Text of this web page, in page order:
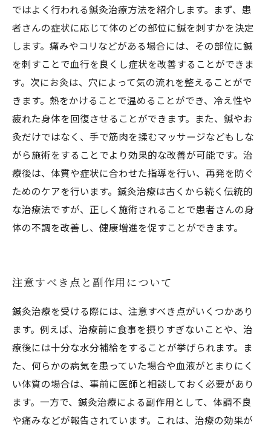
ではよく行われる鍼灸治療方法を紹介します。まず、患
者さんの症状に応じて体のどの部位に鍼を刺すかを決定
します。痛みやコリなどがある場合には、その部位に鍼
を刺すことで血行を良くし症状を改善することができま
す。次にお灸は、穴によって気の流れを整えることがで
きます。熱をかけることで温めることができ、冷え性や
疲れた身体を回復させることができます。また、鍼やお
灸だけではなく、手で筋肉を揉むマッサージなどもしな
がら施術をすることでより効果的な改善が可能です。治
療後は、体質や症状に合わせた指導を行い、再発を防ぐ
ためのケアを行います。鍼灸治療は古くから続く伝統的
な治療法ですが、正しく施術されることで患者さんの身
体の不調を改善し、健康増進を促すことができます。
注意すべき点と副作用について
鍼灸治療を受ける際には、注意すべき点がいくつかあり
ます。例えば、治療前に食事を摂りすぎないことや、治
療後には十分な水分補給をすることが挙げられます。ま
た、何らかの病気を患っていた場合や血液がとまりにく
い体質の場合は、事前に医師と相談しておく必要があり
ます。一方で、鍼灸治療による副作用として、体調不良
や痛みなどが報告されています。これは、治療の効果が